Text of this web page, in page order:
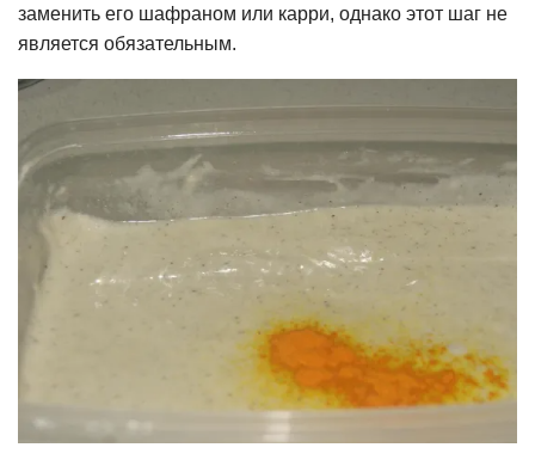
заменить его шафраном или карри, однако этот шаг не
является обязательным.